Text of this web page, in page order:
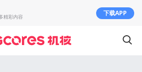
精彩内容 下载APP